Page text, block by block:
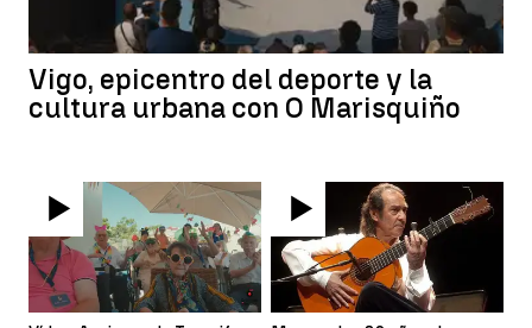
Vigo, epicentro del deporte y la
cultura urbana con O Marisquiño